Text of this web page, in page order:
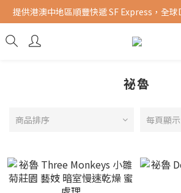
購買指定商品，滿千元免運費 (
提供港澳中地區順豐快遞 SF Express，全
購買指定商品，滿千元免運費 (
祕魯
商品排序 每頁顯